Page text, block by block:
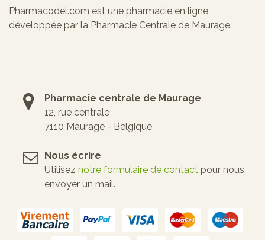
Pharmacodel.com est une pharmacie en ligne
développée par la Pharmacie Centrale de Maurage.
Pharmacie centrale de Maurage
12, rue centrale
7110 Maurage - Belgique
Nous écrire
Utilisez notre formulaire de contact pour nous
envoyer un mail.